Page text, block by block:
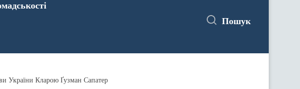
Пошук
України Кларою Ґузман Сапатер